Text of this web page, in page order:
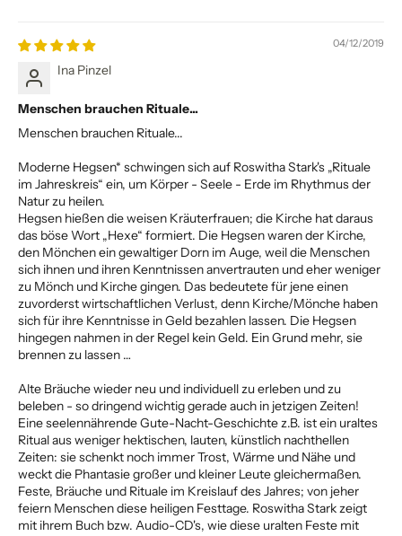
04/12/2019
Ina Pinzel
Menschen brauchen Rituale...
Menschen brauchen Rituale...
Moderne Hegsen* schwingen sich auf Roswitha Stark's „Rituale
im Jahreskreis“ ein, um Körper - Seele - Erde im Rhythmus der
Natur zu heilen.
Hegsen hießen die weisen Kräuterfrauen; die Kirche hat daraus
das böse Wort „Hexe“ formiert. Die Hegsen waren der Kirche,
den Mönchen ein gewaltiger Dorn im Auge, weil die Menschen
sich ihnen und ihren Kenntnissen anvertrauten und eher weniger
zu Mönch und Kirche gingen. Das bedeutete für jene einen
zuvorderst wirtschaftlichen Verlust, denn Kirche/Mönche haben
sich für ihre Kenntnisse in Geld bezahlen lassen. Die Hegsen
hingegen nahmen in der Regel kein Geld. Ein Grund mehr, sie
brennen zu lassen …
Alte Bräuche wieder neu und individuell zu erleben und zu
beleben - so dringend wichtig gerade auch in jetzigen Zeiten!
Eine seelennährende Gute-Nacht-Geschichte z.B. ist ein uraltes
Ritual aus weniger hektischen, lauten, künstlich nachthellen
Zeiten: sie schenkt noch immer Trost, Wärme und Nähe und
weckt die Phantasie großer und kleiner Leute gleichermaßen.
Feste, Bräuche und Rituale im Kreislauf des Jahres; von jeher
feiern Menschen diese heiligen Festtage. Roswitha Stark zeigt
mit ihrem Buch bzw. Audio-CD's, wie diese uralten Feste mit